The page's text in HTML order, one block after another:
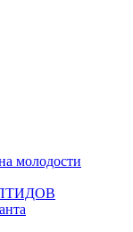
молодости